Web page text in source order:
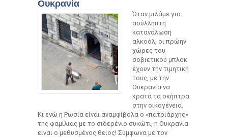
Ουκρανία
Όταν μιλάμε για
ασύλληπτη
κατανάλωση
αλκοόλ, οι πρώην
χώρες του
σοβιετικού μπλοκ
έχουν την τιμητική
τους, με την
Ουκρανία να
κρατά τα σκήπτρα
στην οικογένεια.
Κι ενώ η Ρωσία είναι αναμφίβολα ο «πατριάρχης»
της φαμίλιας με το σιδερένιο συκώτι, η Ουκρανία
είναι ο μεθυσμένος θείος! Σύμφωνα με τον